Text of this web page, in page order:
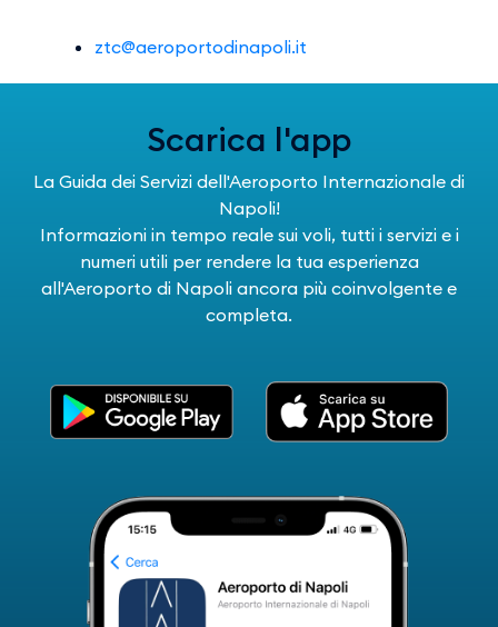
ztc@aeroportodinapoli.it
Scarica l'app
La Guida dei Servizi dell'Aeroporto Internazionale di
Napoli!
Informazioni in tempo reale sui voli, tutti i servizi e i
numeri utili per rendere la tua esperienza
all'Aeroporto di Napoli ancora più coinvolgente e
completa.